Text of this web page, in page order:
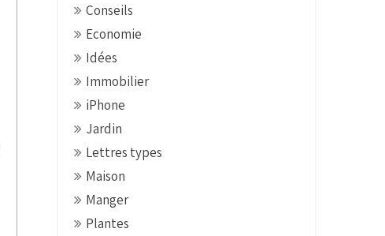
Conseils
Economie
Idées
Immobilier
iPhone
Jardin
Lettres types
Maison
Manger
Plantes